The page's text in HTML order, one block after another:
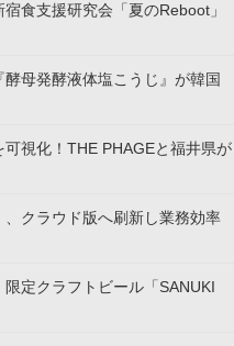
食支援研究会「夏のReboot」
母発酵液体塩こうじ』が韓国
視化！THE PHAGEと福井県が
クラウド版へ刷新し業務効率
定クラフトビール「SANUKI